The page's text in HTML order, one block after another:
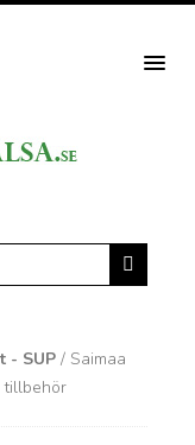
- SUP / Saimaa
tillbehör